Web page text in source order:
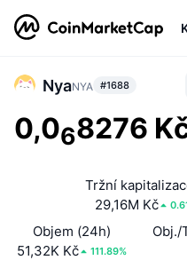
NyaNYA #1688
0,068276
Tržní
29,16M Kč
Objem (24h)
51,32K Kč
111.89%
Obj./